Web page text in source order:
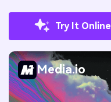
Try It Online
Media.io